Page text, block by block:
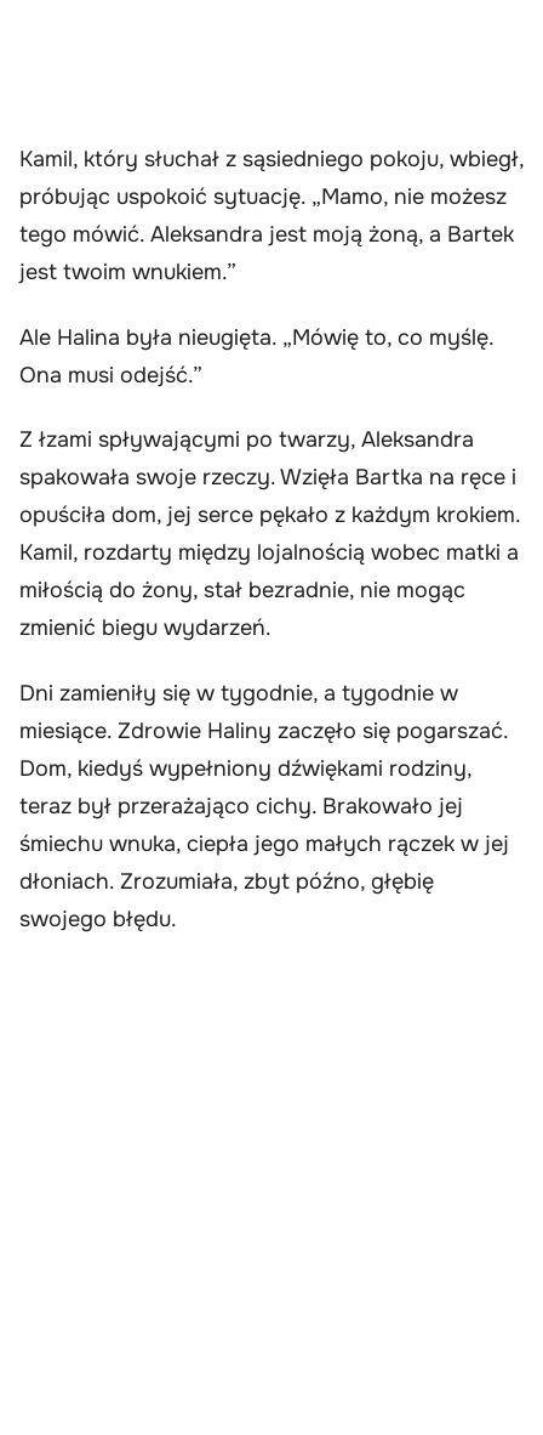
Kamil, który słuchał z sąsiedniego pokoju, wbiegł,
próbując uspokoić sytuację. „Mamo, nie możesz
tego mówić. Aleksandra jest moją żoną, a Bartek
jest twoim wnukiem.”
Ale Halina była nieugięta. „Mówię to, co myślę.
Ona musi odejść.”
Z łzami spływającymi po twarzy, Aleksandra
spakowała swoje rzeczy. Wzięła Bartka na ręce i
opuściła dom, jej serce pękało z każdym krokiem.
Kamil, rozdarty między lojalnością wobec matki a
miłością do żony, stał bezradnie, nie mogąc
zmienić biegu wydarzeń.
Dni zamieniły się w tygodnie, a tygodnie w
miesiące. Zdrowie Haliny zaczęło się pogarszać.
Dom, kiedyś wypełniony dźwiękami rodziny,
teraz był przerażająco cichy. Brakowało jej
śmiechu wnuka, ciepła jego małych rączek w jej
dłoniach. Zrozumiała, zbyt późno, głębię
swojego błędu.